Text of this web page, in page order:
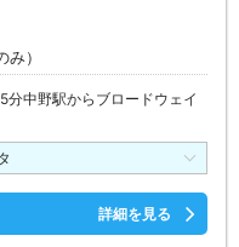
）
中野駅からブロードウェイ
詳細を見る